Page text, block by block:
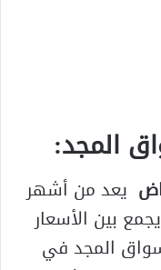
يعد من أشهر
بين الأسعار
المجد في